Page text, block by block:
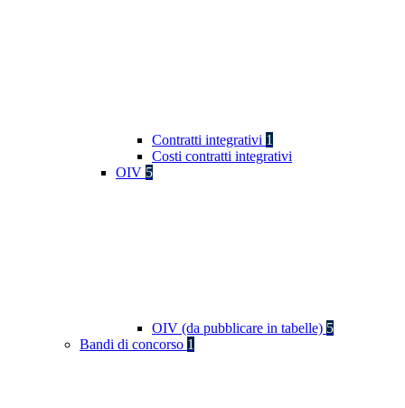
Contratti integrativi 1
Costi contratti integrativi
OIV 5
OIV (da pubblicare in tabelle) 5
Bandi di concorso 1